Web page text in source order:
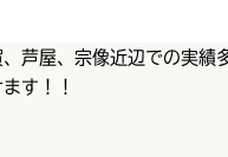
芦屋、宗像近辺での実績
す！！